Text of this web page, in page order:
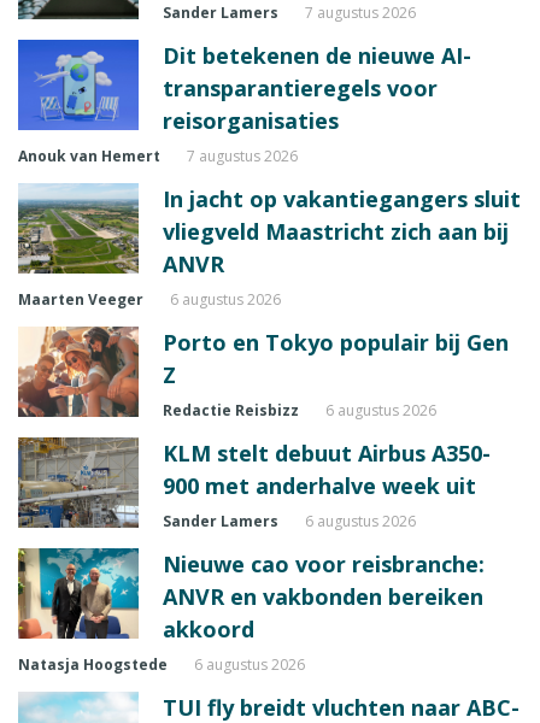
Sander Lamers 7 augustus 2026
Dit betekenen de nieuwe AI-
transparantieregels voor
reisorganisaties
Anouk van Hemert 7 augustus 2026
In jacht op vakantiegangers sluit
vliegveld Maastricht zich aan bij
ANVR
Maarten Veeger 6 augustus 2026
Porto en Tokyo populair bij Gen
Z
Redactie Reisbizz 6 augustus 2026
KLM stelt debuut Airbus A350-
900 met anderhalve week uit
Sander Lamers 6 augustus 2026
Nieuwe cao voor reisbranche:
ANVR en vakbonden bereiken
akkoord
Natasja Hoogstede 6 augustus 2026
TUI fly breidt vluchten naar ABC-